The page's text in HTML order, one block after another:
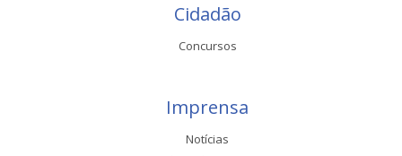
Cidadão
Concursos
Imprensa
Notícias